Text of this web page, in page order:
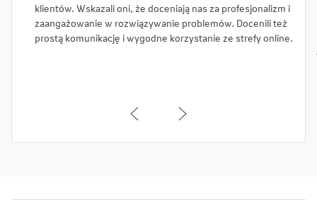
klientów. Wskazali oni, że doceniają nas za profesjonalizm i
zaangażowanie w rozwiązywanie problemów. Docenili też
prostą komunikację i wygodne korzystanie ze strefy online.